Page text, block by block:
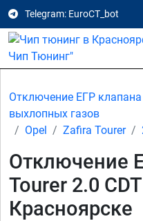
Telegram: EuroCT_bot
Отключение ЕГР
выхлопных газов
Opel
Zafira Tourer
Отключение
Tourer 2.0
Красноярске